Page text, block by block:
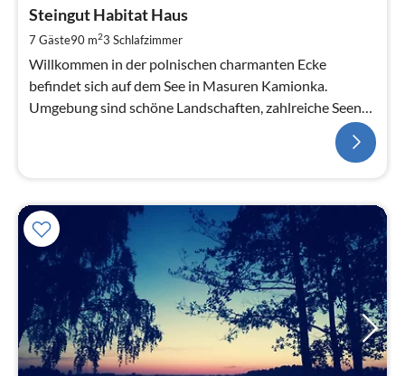
Steingut Habitat Haus
7 Gäste90 m23 Schlafzimmer
Willkommen in der polnischen charmanten Ecke
befindet sich auf dem See in Masuren Kamionka.
Umgebung sind schöne Landschaften, zahlreiche Seen